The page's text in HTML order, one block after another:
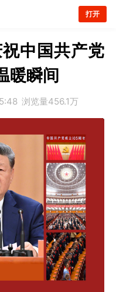
打开
中国共产党
暖瞬间
浏览量456.1万